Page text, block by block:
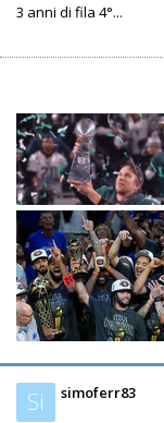
3 anni di fila 4°...
Si simoferr83